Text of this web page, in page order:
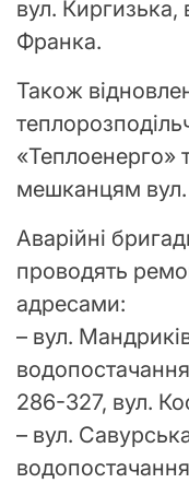
вул. Киргизька,
Франка.
Також
«Теплоенерго»
мешканцям
Аварійні
проводять
адресами:
– вул.
286-327, вул.
– вул.
водопостачання